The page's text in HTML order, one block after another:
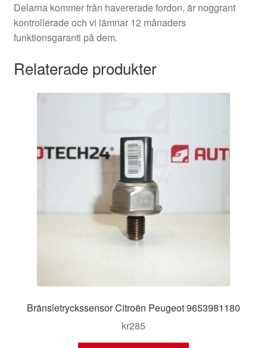
Delarna kommer från havererade fordon, är noggrant
kontrollerade och vi lämnar 12 månaders
funktionsgaranti på dem.
Relaterade produkter
Bränsletryckssensor Citroën Peugeot 9653981180
kr285